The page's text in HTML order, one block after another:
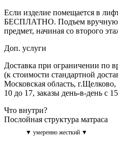
Если изделие помещается в
БЕСПЛАТНО. Подъем вручную
предмет, начиная со второго
Доп. услуги
Доставка при ограничении по
(к стоимости стандартной
Московская область,
10 до 17, заказы день-в-день с
Что внутри?
Послойная структура матраса
▼ умеренно жесткий ▼